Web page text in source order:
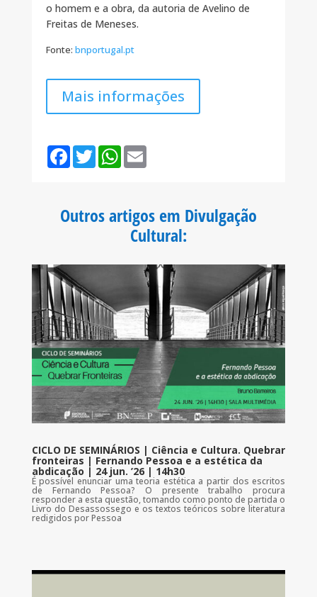
o homem e a obra, da autoria de Avelino de
Freitas de Meneses.
Fonte: bnportugal.pt
Mais informações
F
o
T
w
r
W
A
p
E
Outros artigos em Divulgação
Cultural:
CICLO DE SEMINÁRIOS | Ciência e Cultura. Quebrar
fronteiras | Fernando Pessoa e a estética da
abdicação | 24 jun. ’26 | 14h30
É possível enunciar uma teoria estética a partir dos escritos
de Fernando Pessoa? O presente trabalho procura
responder a esta questão, tomando como ponto de partida o
Livro do Desassossego e os textos teóricos sobre literatura
redigidos por Pessoa